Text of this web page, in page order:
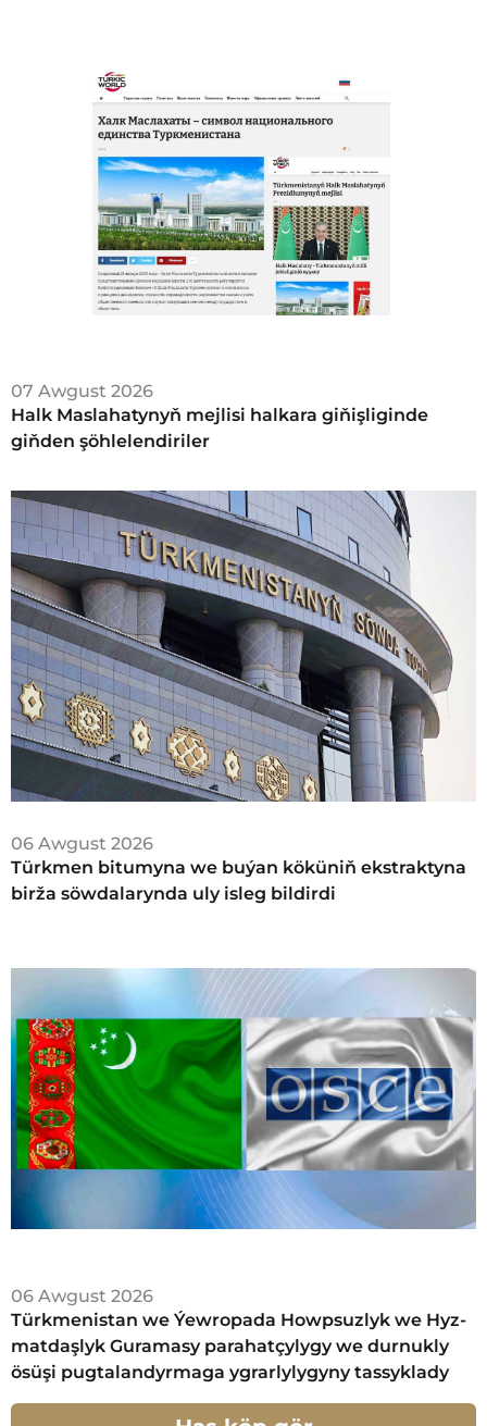
07 Awgust 2026
Halk Maslahatynyň mejlisi halkara giňişliginde
giňden şöhlelendiriler
06 Awgust 2026
Türkmen bitumyna we buýan köküniň ekstraktyna
birža söwdalarynda uly isleg bildirdi
06 Awgust 2026
Türkmenistan we Ýew­ro­pa­da Howp­suz­lyk we Hyz­
mat­daş­lyk Gu­ra­ma­sy­ parahatçylygy we durnukly
ösüşi pugtalandyrmaga ygrarlylygyny tassyklady